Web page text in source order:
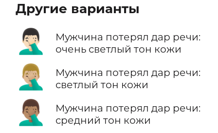
Другие варианты
🤦🏻‍♂️
Мужчина потерял дар речи:
очень светлый тон кожи
🤦🏼‍♂️
Мужчина потерял дар речи:
светлый тон кожи
🤦🏽‍♂️
Мужчина потерял дар речи:
средний тон кожи